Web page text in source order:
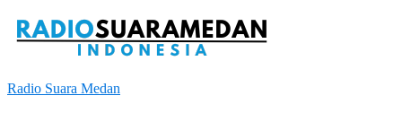
content
Radio Suara Medan